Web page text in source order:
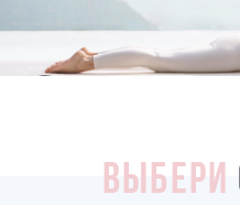
ВЫБЕРИ